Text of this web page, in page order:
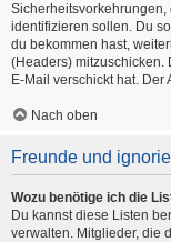
identifizieren sollen. Du
du bekommen hast,
(Headers) mitzuschicken.
E-Mail verschickt hat.
Nach oben
Freunde und
Wozu benötige ich die
Du kannst diese Listen
verwalten. Mitglieder, die